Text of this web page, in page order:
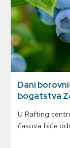
Dani
bogatstva
U Rafting
časova biće